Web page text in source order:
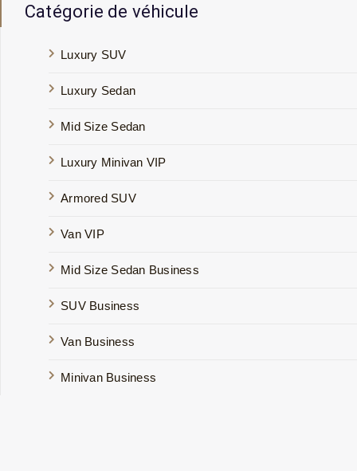
Catégorie de véhicule
Luxury SUV
Luxury Sedan
Mid Size Sedan
Luxury Minivan VIP
Armored SUV
Van VIP
Mid Size Sedan Business
SUV Business
Van Business
Minivan Business